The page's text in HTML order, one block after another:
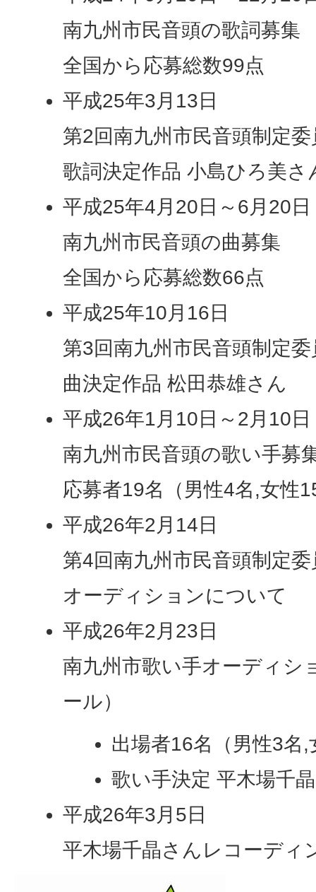
南九州市民音頭の歌詞募集
全国から応募総数99点
平成25年3月13日
第2回南九州市民音頭制定委
歌詞決定作品 小島ひろ美さ
平成25年4月20日～6月20日
南九州市民音頭の曲募集
全国から応募総数66点
平成25年10月16日
第3回南九州市民音頭制定委
曲決定作品 松田恭雄さん
平成26年1月10日～2月10日
南九州市民音頭の歌い手募
応募者19名（男性4名,女性
平成26年2月14日
第4回南九州市民音頭制定委
オーディションについて
平成26年2月23日
南九州市歌い手オーディシ
ール）
出場者16名（男性3名,
歌い手決定 平木場千
平成26年3月5日
平木場千晶さんレコーディ